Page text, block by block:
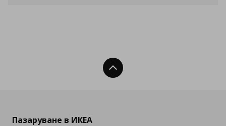
Нагоре
Пазаруване в ИКЕА